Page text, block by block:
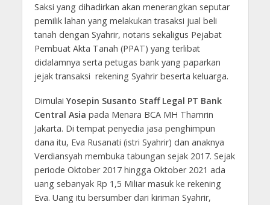
Saksi yang dihadirkan akan menerangkan seputar
pemilik lahan yang melakukan trasaksi jual beli
tanah dengan Syahrir, notaris sekaligus Pejabat
Pembuat Akta Tanah (PPAT) yang terlibat
didalamnya serta petugas bank yang paparkan
jejak transaksi rekening Syahrir beserta keluarga.
DimulaiYosepin Susanto Staff Legal PT Bank
Central Asia pada Menara BCA MH Thamrin
Jakarta. Di tempat penyedia jasa penghimpun
dana itu, Eva Rusanati (istri Syahrir) dan anaknya
Verdiansyah membuka tabungan sejak 2017. Sejak
periode Oktober 2017 hingga Oktober 2021 ada
uang sebanyak Rp 1,5 Miliar masuk ke rekening
Eva. Uang itu bersumber dari kiriman Syahrir,